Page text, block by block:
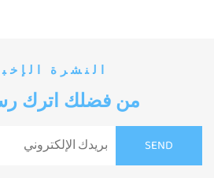
النشرة
من فضلك اترك